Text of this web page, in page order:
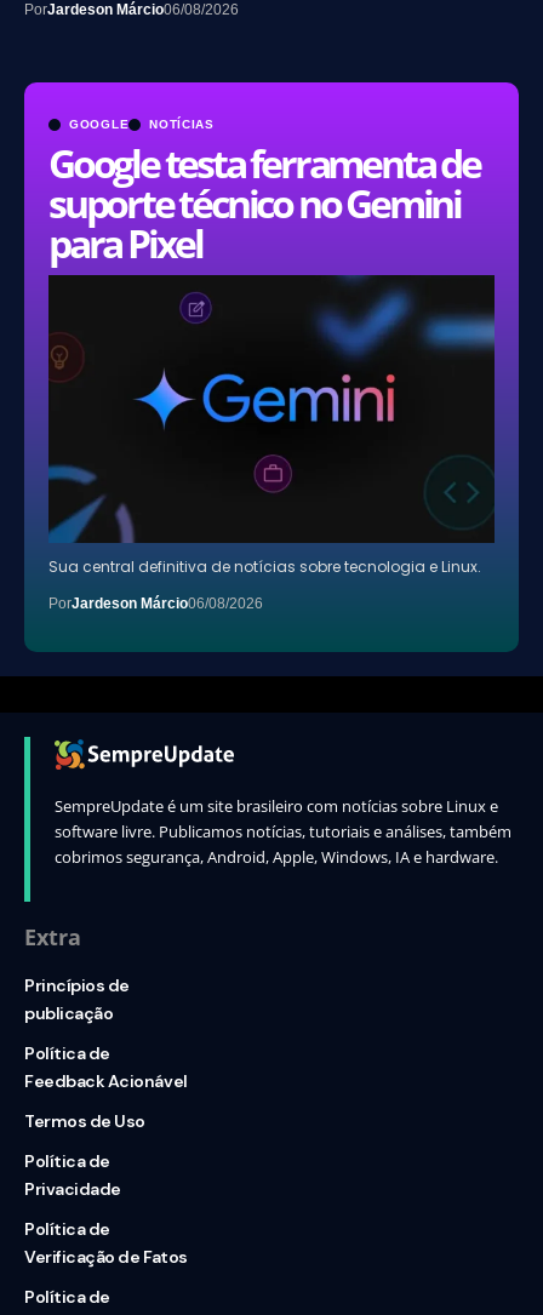
GOOGLE NOTÍCIAS
Google testa ferramenta de
suporte técnico no Gemini
para Pixel
Sua central definitiva de notícias sobre tecnologia e Linux.
PorJardeson Márcio06/08/2026
PorJardeson Márcio06/08/2026
SempreUpdate é um site brasileiro com notícias sobre Linux e
software livre. Publicamos notícias, tutoriais e análises, também
cobrimos segurança, Android, Apple, Windows, IA e hardware.
Extra
Princípios de
publicação
Política de
Feedback Acionável
Termos de Uso
Política de
Privacidade
Política de
Verificação de Fatos
Política de